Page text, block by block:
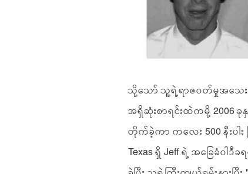
သို့သော် သူ့ရဲ့ရာဇဝတ်မှုအသေ
အရှိဆုံးစာရင်းထဲကမို့ 2006
တိုက်ခဲ့ကာ ကလေး 500 နီးပါး
Texas ရှိ Jeff ရဲ့ အခြေခံဝါ